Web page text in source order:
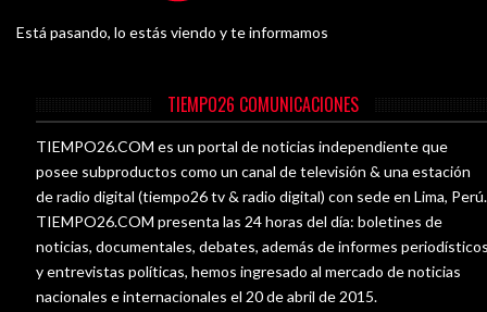
Está pasando, lo estás viendo y te informamos
TIEMPO26 COMUNICACIONES
TIEMPO26.COM es un portal de noticias independiente que
posee subproductos como un canal de televisión & una estación
de radio digital (tiempo26 tv & radio digital) con sede en Lima, Perú.
TIEMPO26.COM presenta las 24 horas del día: boletines de
noticias, documentales, debates, además de informes
y entrevistas políticas, hemos ingresado al mercado de noticias
nacionales e internacionales el 20 de abril de 2015.